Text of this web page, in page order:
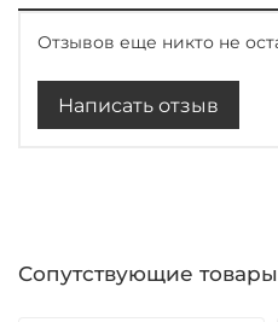
Отзывов еще никто не
Написать отзыв
Сопутствующие товары